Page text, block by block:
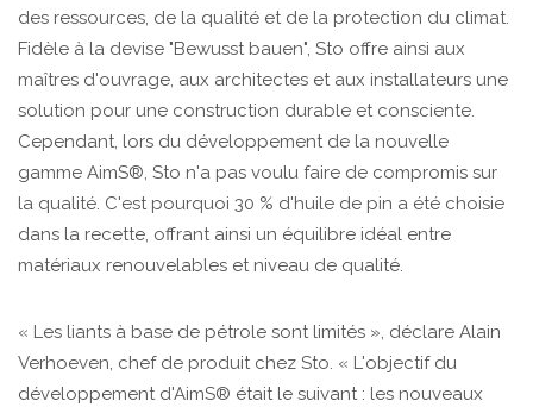
des ressources, de la qualité et de la protection du climat.
Fidèle à la devise "Bewusst bauen", Sto offre ainsi aux
maîtres d'ouvrage, aux architectes et aux installateurs une
solution pour une construction durable et consciente.
Cependant, lors du développement de la nouvelle
gamme AimS®, Sto n'a pas voulu faire de compromis sur
la qualité. C'est pourquoi 30 % d'huile de pin a été choisie
dans la recette, offrant ainsi un équilibre idéal entre
matériaux renouvelables et niveau de qualité.
« Les liants à base de pétrole sont limités », déclare Alain
Verhoeven, chef de produit chez Sto. « L'objectif du
développement d'AimS® était le suivant : les nouveaux